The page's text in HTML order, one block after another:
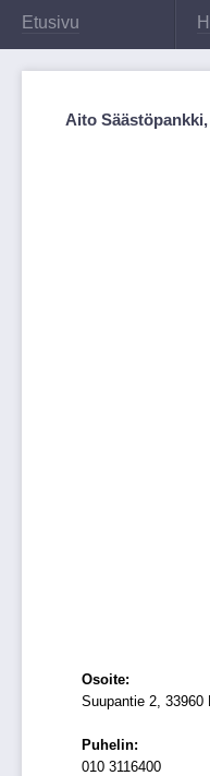
Etusivu
Aito
Osoite:
Suupantie 2, 33960
Puhelin:
010 3116400